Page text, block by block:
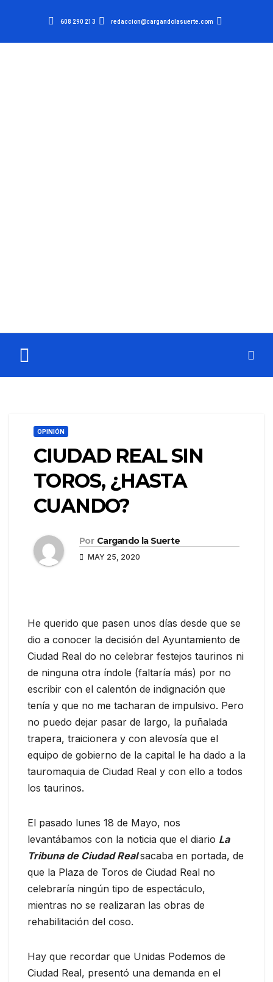
608 290 213 redaccion@cargandolasuerte.com
OPINIÓN
CIUDAD REAL SIN
TOROS, ¿HASTA
CUANDO?
Por Cargando la Suerte
MAY 25, 2020
He querido que pasen unos días desde que se
dio a conocer la decisión del Ayuntamiento de
Ciudad Real do no celebrar festejos taurinos ni
de ninguna otra índole (faltaría más) por no
escribir con el calentón de indignación que
tenía y que no me tacharan de impulsivo. Pero
no puedo dejar pasar de largo, la puñalada
trapera, traicionera y con alevosía que el
equipo de gobierno de la capital le ha dado a la
tauromaquia de Ciudad Real y con ello a todos
los taurinos.
El pasado lunes 18 de Mayo, nos
levantábamos con la noticia que el diario La
Tribuna de Ciudad Realsacaba en portada, de
que la Plaza de Toros de Ciudad Real no
celebraría ningún tipo de espectáculo,
mientras no se realizaran las obras de
rehabilitación del coso.
Hay que recordar que Unidas Podemos de
Ciudad Real, presentó una demanda en el